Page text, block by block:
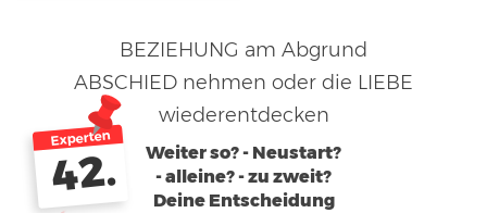
BEZIEHUNG am Abgrund
ABSCHIED nehmen oder die LIEBE
wiederentdecken
Weiter so? - Neustart?
- alleine? - zu zweit?
Deine Entscheidung
Experten
42.